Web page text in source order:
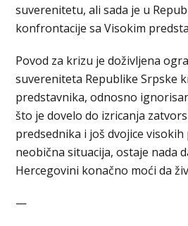
suverenitetu, ali sada je u
konfrontacije sa Visokim
Povod za krizu je doživljena
suvereniteta Republike Srpske
predstavnika, odnosno
što je dovelo do izricanja
predsednika i još dvojice
neobična situacija, ostaje nada
Hercegovini konačno moći da
—